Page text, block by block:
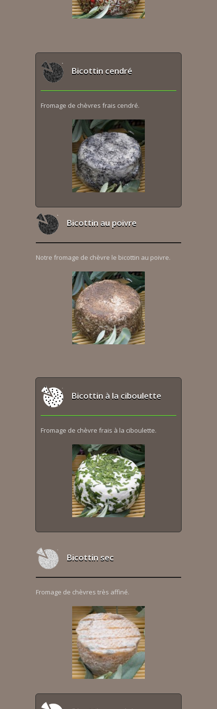
Bicottin cendré
Fromage de chèvres frais cendré.
Bicottin au poivre
Notre fromage de chèvre le bicottin au poivre.
Bicottin à la ciboulette
Fromage de chèvre frais à la ciboulette.
Bicottin sec
Fromage de chèvres très affiné.